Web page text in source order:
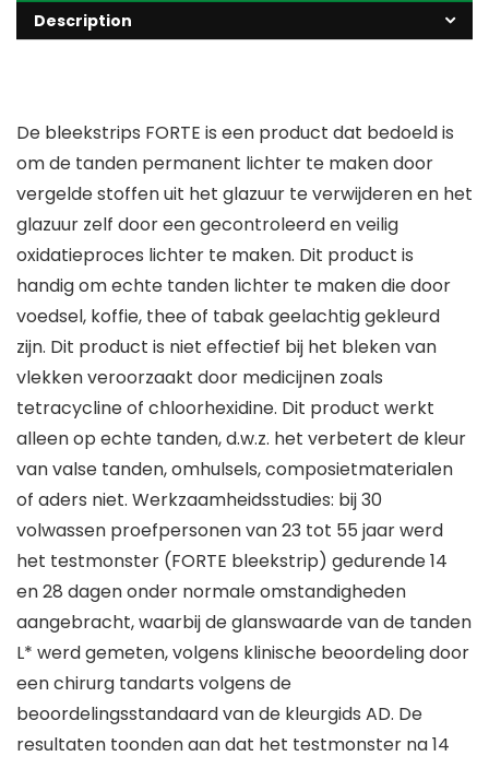
Description
De bleekstrips FORTE is een product dat bedoeld is
om de tanden permanent lichter te maken door
vergelde stoffen uit het glazuur te verwijderen en het
glazuur zelf door een gecontroleerd en veilig
oxidatieproces lichter te maken. Dit product is
handig om echte tanden lichter te maken die door
voedsel, koffie, thee of tabak geelachtig gekleurd
zijn. Dit product is niet effectief bij het bleken van
vlekken veroorzaakt door medicijnen zoals
tetracycline of chloorhexidine. Dit product werkt
alleen op echte tanden, d.w.z. het verbetert de kleur
van valse tanden, omhulsels, composietmaterialen
of aders niet. Werkzaamheidsstudies: bij 30
volwassen proefpersonen van 23 tot 55 jaar werd
het testmonster (FORTE bleekstrip) gedurende 14
en 28 dagen onder normale omstandigheden
aangebracht, waarbij de glanswaarde van de tanden
L* werd gemeten, volgens klinische beoordeling door
een chirurg tandarts volgens de
beoordelingsstandaard van de kleurgids AD. De
resultaten toonden aan dat het testmonster na 14